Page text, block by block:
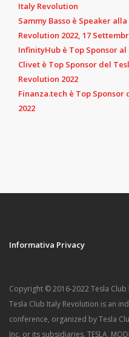
Italy Revolution
Sammy Basso è Speaker
Revolution 2022, 17
InfinityHub è Top Sponsor
Clivet è Top Sponsor del
Revolution 2022
Finanza.tech è Top
2022
Informativa Privacy
Copyright © 2016-2022 Tesla Club
Tesla Club Italy Revolution is an
conference, organized by Tesla
Inc. or its subsidiaries. TESLA,